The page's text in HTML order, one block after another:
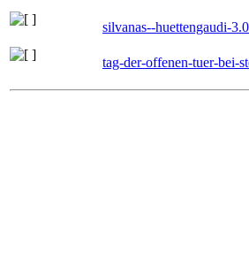
silvanas--huettengaudi-
tag-der-offenen-tuer-bei-